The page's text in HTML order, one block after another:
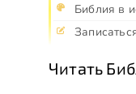
Библия в
Читать